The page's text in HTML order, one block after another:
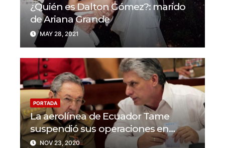
¿Quién es Dalton Gómez?: marido
de Ariana Grande
MAY 28, 2021
PORTADA
La aerolínea de Ecuador Tame
suspendió sus operaciones en
Cuba y Venezuela
NOV 23, 2020